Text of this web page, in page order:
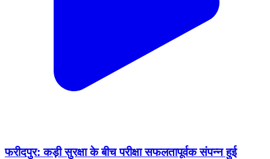
फरीदपुर: कड़ी सुरक्षा के बीच परीक्षा सफलतापूर्वक संपन्न हुई